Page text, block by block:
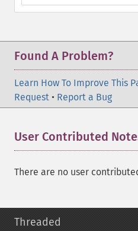
Found A Problem?
Learn How To Improve This
Request • Report a Bug
User Contributed
There are no user
Threaded